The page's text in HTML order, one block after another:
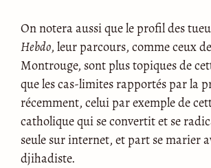
On notera aussi que le profil des
Hebdo, leur parcours, comme ceux
Montrouge, sont plus topiques de
que les cas-limites rapportés par la
récemment, celui par exemple de
catholique qui se convertit et se
seule sur internet, et part se marier
djihadiste.